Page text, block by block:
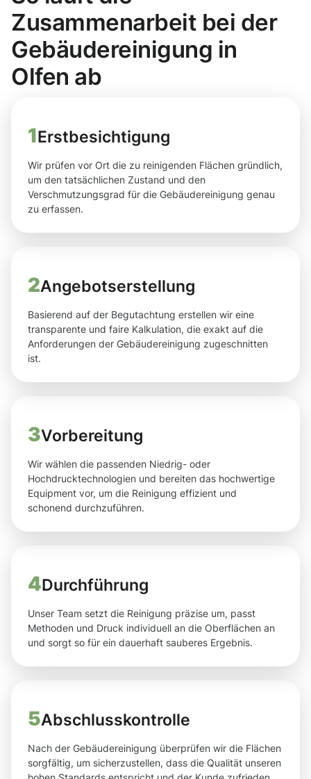
Zusammenarbeit bei der
Gebäudereinigung in
Olfen ab
1Erstbesichtigung
Wir prüfen vor Ort die zu reinigenden Flächen gründlich,
um den tatsächlichen Zustand und den
Verschmutzungsgrad für die Gebäudereinigung genau
zu erfassen.
2Angebotserstellung
Basierend auf der Begutachtung erstellen wir eine
transparente und faire Kalkulation, die exakt auf die
Anforderungen der Gebäudereinigung zugeschnitten
ist.
3Vorbereitung
Wir wählen die passenden Niedrig- oder
Hochdrucktechnologien und bereiten das hochwertige
Equipment vor, um die Reinigung effizient und
schonend durchzuführen.
4Durchführung
Unser Team setzt die Reinigung präzise um, passt
Methoden und Druck individuell an die Oberflächen an
und sorgt so für ein dauerhaft sauberes Ergebnis.
5Abschlusskontrolle
Nach der Gebäudereinigung überprüfen wir die Flächen
sorgfältig, um sicherzustellen, dass die Qualität unseren